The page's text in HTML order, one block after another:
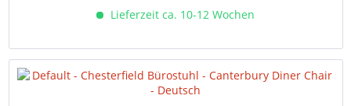
Lieferzeit ca. 10-12 Wochen